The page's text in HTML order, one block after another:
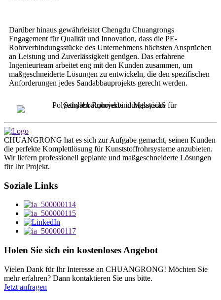
Darüber hinaus gewährleistet Chengdu Chuangrongs
Engagement für Qualität und Innovation, dass die PE-
Rohrverbindungsstücke des Unternehmens höchsten Ansprüchen
an Leistung und Zuverlässigkeit genügen. Das erfahrene
Ingenieurteam arbeitet eng mit den Kunden zusammen, um
maßgeschneiderte Lösungen zu entwickeln, die den spezifischen
Anforderungen jedes Sandabbauprojekts gerecht werden.
CHUANGRONG hat es sich zur Aufgabe gemacht, seinen Kunden
die perfekte Komplettlösung für Kunststoffrohrsysteme anzubieten.
Wir liefern professionell geplante und maßgeschneiderte Lösungen
für Ihr Projekt.
Soziale Links
Holen Sie sich ein kostenloses Angebot
Vielen Dank für Ihr Interesse an CHUANGRONG! Möchten Sie
mehr erfahren? Dann kontaktieren Sie uns bitte.
Jetzt anfragen